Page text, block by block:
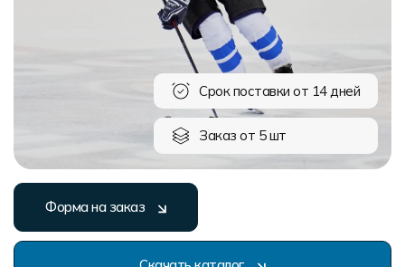
Форма на заказ
Срок поставки от 14 дней
Заказ от 5 шт
Форма в наличии
Система скидок и наценок
Пользовательское соглашение